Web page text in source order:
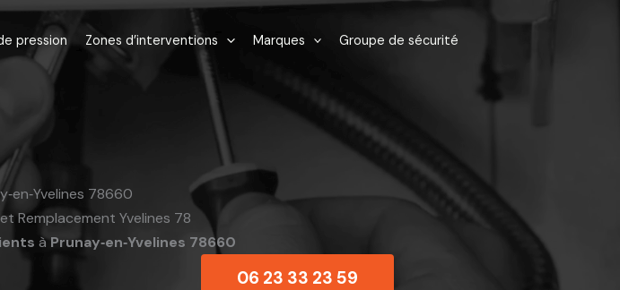
pression Zones d’interventions Marques Groupe de sécurité
78660
Remplacement Yvelines 78
àPrunay‑en‑Yvelines 78660
06 23 33 23 59